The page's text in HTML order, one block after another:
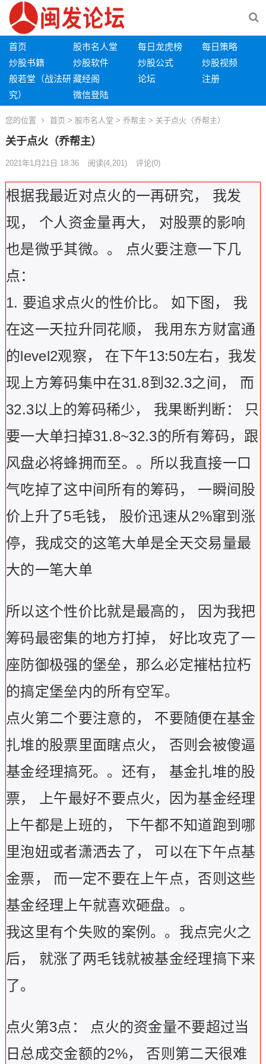
首页 股市名人堂 每日龙虎榜
每日策略
炒股书籍
炒股软件 炒股公式
炒股视频
般若堂（战法研
究）
藏经阁 论坛
注册
微信登陆
您的位置 首页 > 股市名人堂 > 乔帮主 > 关于点火（乔帮主）
关于点火（乔帮主）
2021年1月21日 18:36 阅读(4,201) 评论(0)
根据我最近对点火的一再研究， 我发
现， 个人资金量再大， 对股票的影响
也是微乎其微。。
点火要注意一下几
点：
1. 要追求点火的性价比。 如下图， 我
在这一天拉升同花顺， 我用东方财富通
的level2观察， 在下午13:50左右，我发
现上方筹码集中在31.8到32.3之间， 而
32.3以上的筹码稀少， 我果断判断： 只
要一大单扫掉31.8~32.3的所有筹码，跟
风盘必将蜂拥而至。。所以我直接一口
气吃掉了这中间所有的筹码， 一瞬间股
价上升了5毛钱， 股价迅速从2%窜到涨
停，我成交的这笔大单是全天交易量最
大的一笔大单
所以这个性价比就是最高的，
因为我把
筹码最密集的地方打掉， 好比攻克了一
座防御极强的堡垒，那么必定摧枯拉朽
的搞定堡垒内的所有空军。
点火第二个要注意的， 不要随便在基金
扎堆的股票里面瞎点火， 否则会被傻逼
基金经理搞死。。还有， 基金扎堆的股
票，
上午最好不要点火，因为基金经理
上午都是上班的， 下午都不知道跑到哪
里泡妞或者潇洒去了， 可以在下午点基
金票， 而一定不要在上午点，否则这些
基金经理上午就喜欢砸盘。。
我这里有个失败的案例。。我点完火之
后， 就涨了两毛钱就被基金经理搞下来
了。
点火第3点：
点火的资金量不要超过当
日总成交金额的2%， 否则第二天很难